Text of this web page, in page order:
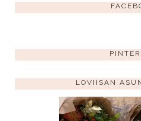
LOVIISAN